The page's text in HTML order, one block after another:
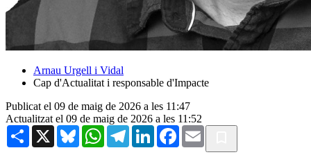
Arnau Urgell i Vidal
Cap d'Actualitat i responsable d'Impacte
Publicat el 09 de maig de 2026 a les 11:47
Actualitzat el 09 de maig de 2026 a les 11:52
Share X BlueskyWhatsAppTelegramLinkedInFacebook
Email